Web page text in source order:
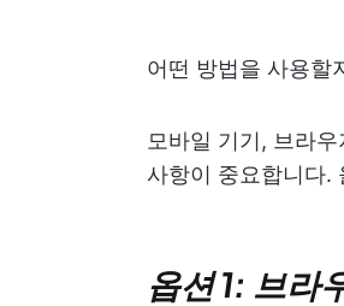
어떤 방법을 사용할
모바일 기기, 브라
사항이 중요합니다.
옵션 1: 브라